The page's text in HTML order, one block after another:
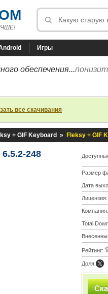
Игры
обеспечения...
все скачивания
+ GIF Keyboard » Fleksy + GIF
248
Размер
Дата
Лицензия:
Компания:
Total
Рейтинг:
Доля: